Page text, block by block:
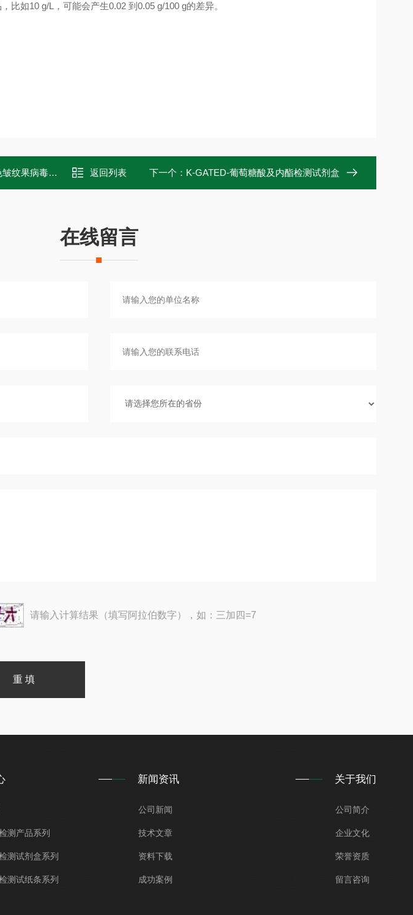
比如10 g/L，可能会产生0.02 到0.05 g/100 g的差异。
温扩增检测试剂 返回列表 下一个： K-GATED-葡萄糖酸及内酯检测试剂盒
在线留言
请输入计算结果（填写阿拉伯数字），如：三加四=7
测产品系列
测试剂盒系列
测试纸条系列
新闻资讯
公司新闻
技术文章
资料下载
成功案例
关于我们
公司简介
企业文化
荣誉资质
留言咨询